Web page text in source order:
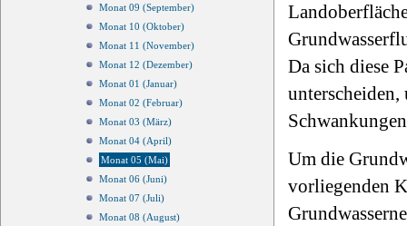
Monat 09 (September)
Monat 10 (Oktober)
Monat 11 (November)
Monat 12 (Dezember)
Monat 01 (Januar)
Monat 02 (Februar)
Monat 03 (März)
Monat 04 (April)
Monat 05 (Mai)
Monat 06 (Juni)
Monat 07 (Juli)
Monat 08 (August)
Da sich diese
Um die
vorliegenden